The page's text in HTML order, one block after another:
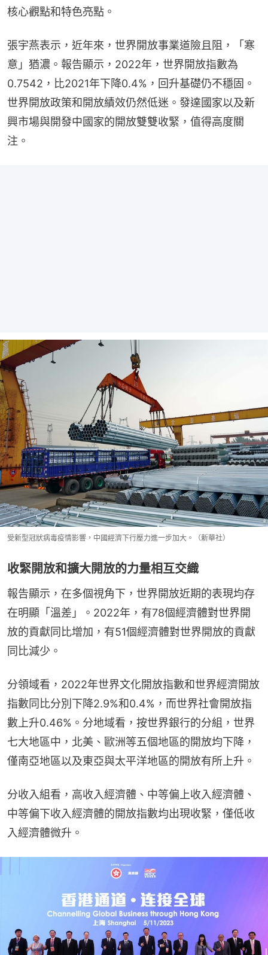
核心觀點和特色亮點。
張宇燕表示，近年來，世界開放事業道險且阻，「寒
意」猶濃。報告顯示，2022年，世界開放指數為
0.7542，比2021年下降0.4%，回升基礎仍不穩固。
世界開放政策和開放績效仍然低迷。發達國家以及新
興市場與開發中國家的開放雙雙收緊，值得高度關
注。
受新型冠狀病毒疫情影響，中國經濟下行壓力進一步加大。（新華社）
收緊開放和擴大開放的力量相互交織
報告顯示，在多個視角下，世界開放近期的表現均存
在明顯「溫差」。2022年，有78個經濟體對世界開
放的貢獻同比增加，有51個經濟體對世界開放的貢獻
同比減少。
分領域看，2022年世界文化開放指數和世界經濟開放
指數同比分別下降2.9%和0.4%，而世界社會開放指
數上升0.46%。分地域看，按世界銀行的分組，世界
七大地區中，北美、歐洲等五個地區的開放均下降，
僅南亞地區以及東亞與太平洋地區的開放有所上升。
分收入組看，高收入經濟體、中等偏上收入經濟體、
中等偏下收入經濟體的開放指數均出現收緊，僅低收
入經濟體微升。